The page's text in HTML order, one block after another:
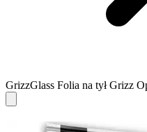
GrizzGlass Folia na tył Grizz